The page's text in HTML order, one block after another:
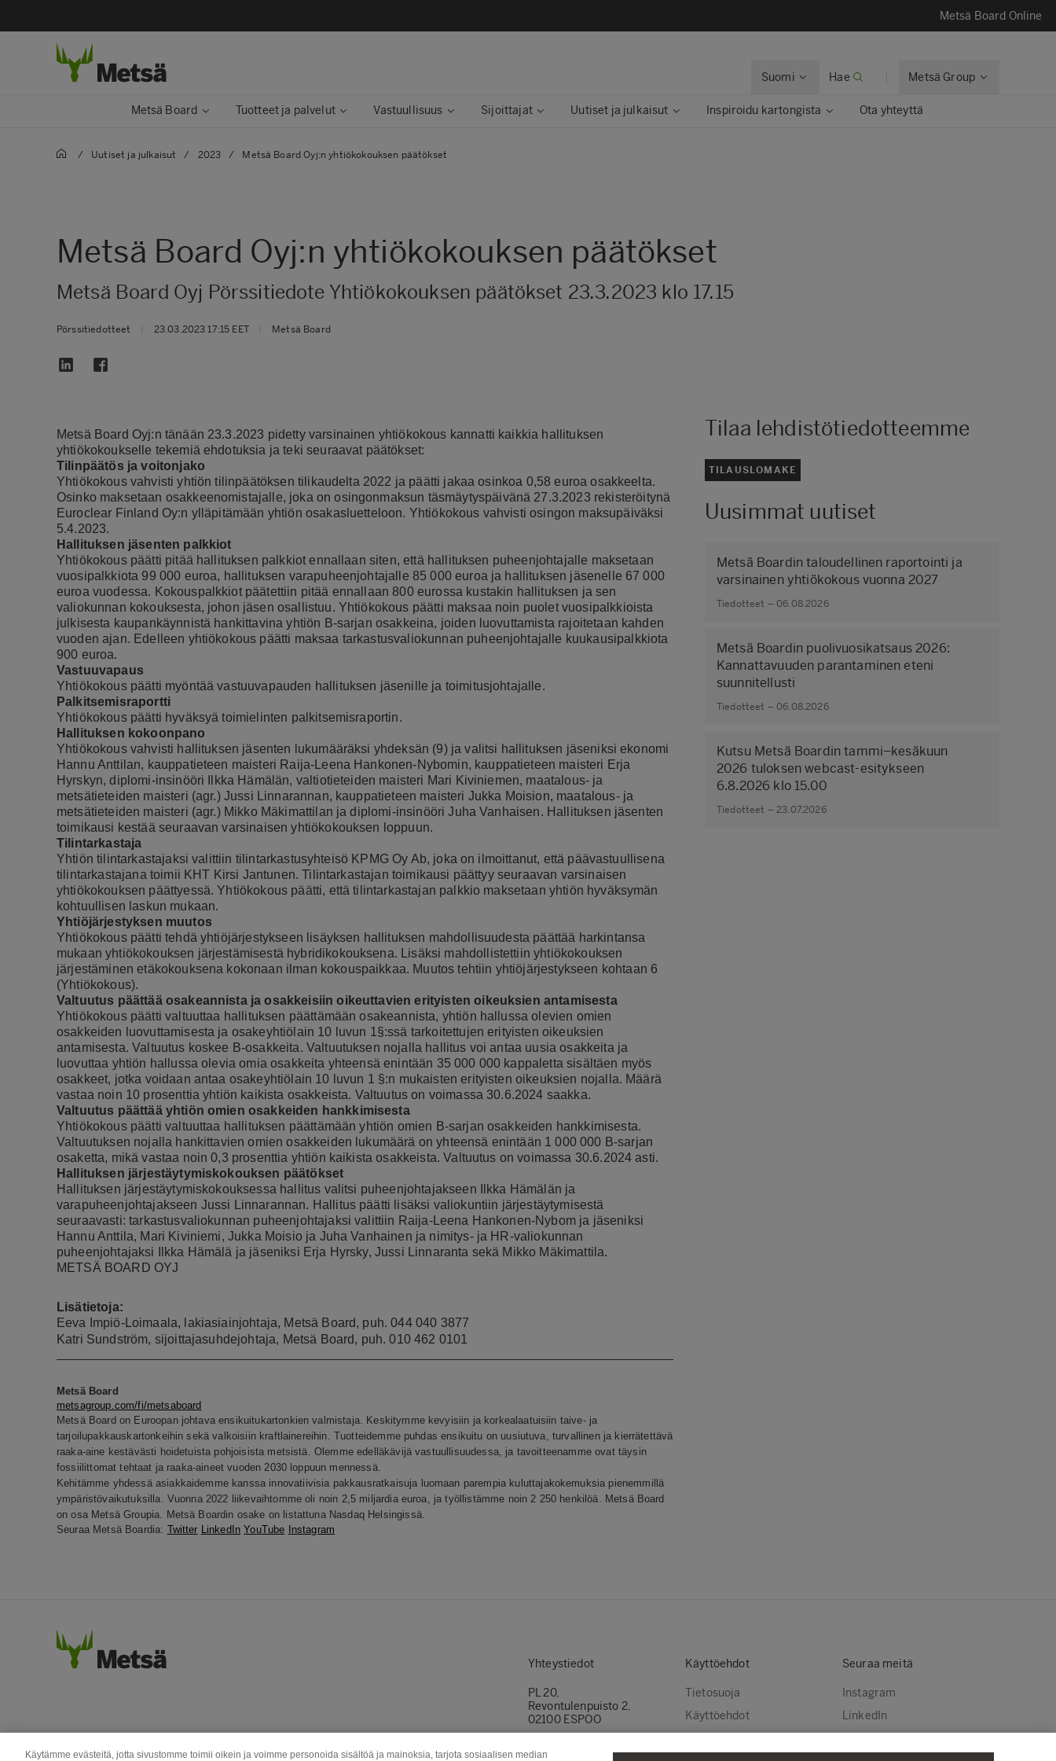
Metsä Board Online
Suomi Hae Metsä Group
Metsä Board Tuotteet ja palvelut Vastuullisuus Sijoittajat Uutiset ja julkaisut Inspiroidu kartongista Ota yhteyttä
/ Uutiset ja julkaisut / 2023 / Metsä Board Oyj:n yhtiökokouksen päätökset
Metsä Board Oyj:n yhtiökokouksen päätökset
Metsä Board Oyj Pörssitiedote Yhtiökokouksen päätökset 23.3.2023 klo 17.15
Pörssitiedotteet 23.03.2023 17:15 EET Metsä Board
Metsä Board Oyj:n tänään 23.3.2023 pidetty varsinainen yhtiökokous kannatti kaikkia hallituksen
yhtiökokoukselle tekemiä ehdotuksia ja teki seuraavat päätökset:
Tilinpäätös ja voitonjako
Yhtiökokous vahvisti yhtiön tilinpäätöksen tilikaudelta 2022 ja päätti jakaa osinkoa 0,58 euroa osakkeelta.
Osinko maksetaan osakkeenomistajalle, joka on osingonmaksun täsmäytyspäivänä 27.3.2023 rekisteröitynä
Euroclear Finland Oy:n ylläpitämään yhtiön osakasluetteloon. Yhtiökokous vahvisti osingon maksupäiväksi
5.4.2023.
Hallituksen jäsenten palkkiot
Yhtiökokous päätti pitää hallituksen palkkiot ennallaan siten, että hallituksen puheenjohtajalle maksetaan
vuosipalkkiota 99 000 euroa, hallituksen varapuheenjohtajalle 85 000 euroa ja hallituksen jäsenelle 67 000
euroa vuodessa. Kokouspalkkiot päätettiin pitää ennallaan 800 eurossa kustakin hallituksen ja sen
valiokunnan kokouksesta, johon jäsen osallistuu. Yhtiökokous päätti maksaa noin puolet vuosipalkkioista
julkisesta kaupankäynnistä hankittavina yhtiön B-sarjan osakkeina, joiden luovuttamista rajoitetaan kahden
vuoden ajan. Edelleen yhtiökokous päätti maksaa tarkastusvaliokunnan puheenjohtajalle kuukausipalkkiota
900 euroa.
Vastuuvapaus
Yhtiökokous päätti myöntää vastuuvapauden hallituksen jäsenille ja toimitusjohtajalle.
Palkitsemisraportti
Yhtiökokous päätti hyväksyä toimielinten palkitsemisraportin.
Hallituksen kokoonpano
Yhtiökokous vahvisti hallituksen jäsenten lukumääräksi yhdeksän (9) ja valitsi hallituksen jäseniksi ekonomi
Hannu Anttilan, kauppatieteen maisteri Raija-Leena Hankonen-Nybomin, kauppatieteen maisteri Erja
Hyrskyn, diplomi-insinööri Ilkka Hämälän, valtiotieteiden maisteri Mari Kiviniemen, maatalous- ja
metsätieteiden maisteri (agr.) Jussi Linnarannan, kauppatieteen maisteri Jukka Moision, maatalous- ja
metsätieteiden maisteri (agr.) Mikko Mäkimattilan ja diplomi-insinööri Juha Vanhaisen. Hallituksen jäsenten
toimikausi kestää seuraavan varsinaisen yhtiökokouksen loppuun.
Tilintarkastaja
Yhtiön tilintarkastajaksi valittiin tilintarkastusyhteisö KPMG Oy Ab, joka on ilmoittanut, että päävastuullisena
tilintarkastajana toimii KHT Kirsi Jantunen. Tilintarkastajan toimikausi päättyy seuraavan varsinaisen
yhtiökokouksen päättyessä. Yhtiökokous päätti, että tilintarkastajan palkkio maksetaan yhtiön hyväksymän
kohtuullisen laskun mukaan.
Yhtiöjärjestyksen muutos
Yhtiökokous päätti tehdä yhtiöjärjestykseen lisäyksen hallituksen mahdollisuudesta päättää harkintansa
mukaan yhtiökokouksen järjestämisestä hybridikokouksena. Lisäksi mahdollistettiin yhtiökokouksen
järjestäminen etäkokouksena kokonaan ilman kokouspaikkaa. Muutos tehtiin yhtiöjärjestykseen kohtaan 6
(Yhtiökokous).
Valtuutus päättää osakeannista ja osakkeisiin oikeuttavien erityisten oikeuksien antamisesta
Yhtiökokous päätti valtuuttaa hallituksen päättämään osakeannista, yhtiön hallussa olevien omien
osakkeiden luovuttamisesta ja osakeyhtiölain 10 luvun 1§:ssä tarkoitettujen erityisten oikeuksien
antamisesta. Valtuutus koskee B-osakkeita. Valtuutuksen nojalla hallitus voi antaa uusia osakkeita ja
luovuttaa yhtiön hallussa olevia omia osakkeita yhteensä enintään 35 000 000 kappaletta sisältäen myös
osakkeet, jotka voidaan antaa osakeyhtiölain 10 luvun 1 §:n mukaisten erityisten oikeuksien nojalla. Määrä
vastaa noin 10 prosenttia yhtiön kaikista osakkeista. Valtuutus on voimassa 30.6.2024 saakka.
Valtuutus päättää yhtiön omien osakkeiden hankkimisesta
Yhtiökokous päätti valtuuttaa hallituksen päättämään yhtiön omien B-sarjan osakkeiden hankkimisesta.
Valtuutuksen nojalla hankittavien omien osakkeiden lukumäärä on yhteensä enintään 1 000 000 B-sarjan
osaketta, mikä vastaa noin 0,3 prosenttia yhtiön kaikista osakkeista. Valtuutus on voimassa 30.6.2024 asti.
Hallituksen järjestäytymiskokouksen päätökset
Hallituksen järjestäytymiskokouksessa hallitus valitsi puheenjohtajakseen Ilkka Hämälän ja
varapuheenjohtajakseen Jussi Linnarannan. Hallitus päätti lisäksi valiokuntiin järjestäytymisestä
seuraavasti: tarkastusvaliokunnan puheenjohtajaksi valittiin Raija-Leena Hankonen-Nybom ja jäseniksi
Hannu Anttila, Mari Kiviniemi, Jukka Moisio ja Juha Vanhainen ja nimitys- ja HR-valiokunnan
puheenjohtajaksi Ilkka Hämälä ja jäseniksi Erja Hyrsky, Jussi Linnaranta sekä Mikko Mäkimattila.
METSÄ BOARD OYJ
Lisätietoja:
Eeva Impiö-Loimaala, lakiasiainjohtaja, Metsä Board, puh. 044 040 3877
Katri Sundström, sijoittajasuhdejohtaja, Metsä Board, puh. 010 462 0101
Metsä Board
metsagroup.com/fi/metsaboard
Metsä Board on Euroopan johtava ensikuitukartonkien valmistaja. Keskitymme kevyisiin ja korkealaatuisiin taive- ja
tarjoilupakkauskartonkeihin sekä valkoisiin kraftlainereihin. Tuotteidemme puhdas ensikuitu on uusiutuva, turvallinen ja kierrätettävä
raaka-aine kestävästi hoidetuista pohjoisista metsistä. Olemme edelläkävijä vastuullisuudessa, ja tavoitteenamme ovat täysin
fossiilittomat tehtaat ja raaka-aineet vuoden 2030 loppuun mennessä.
Kehitämme yhdessä asiakkaidemme kanssa innovatiivisia pakkausratkaisuja luomaan parempia kuluttajakokemuksia pienemmillä
ympäristövaikutuksilla. Vuonna 2022 liikevaihtomme oli noin 2,5 miljardia euroa, ja työllistämme noin 2 250 henkilöä. Metsä Board
on osa Metsä Groupia. Metsä Boardin osake on listattuna Nasdaq Helsingissä.
Seuraa Metsä Boardia: Twitter LinkedIn YouTube Instagram
Tilaa lehdistötiedotteemme
TILAUSLOMAKE
Uusimmat uutiset
Metsä Boardin taloudellinen raportointi ja
varsinainen yhtiökokous vuonna 2027
Tiedotteet – 06.08.2026
Metsä Boardin puolivuosikatsaus 2026:
Kannattavuuden parantaminen eteni
suunnitellusti
Tiedotteet – 06.08.2026
Kutsu Metsä Boardin tammi–kesäkuun
2026 tuloksen webcast-esitykseen
6.8.2026 klo 15.00
Tiedotteet – 23.07.2026
Yhteystiedot
PL 20,
Revontulenpuisto 2,
02100 ESPOO
Ota yhteyttä
Käyttöehdot
Tietosuoja
Käyttöehdot
Seuraa meitä
Instagram
LinkedIn
Käytämme evästeitä, jotta sivustomme toimii oikein ja voimme personoida sisältöä ja mainoksia, tarjota sosiaalisen median